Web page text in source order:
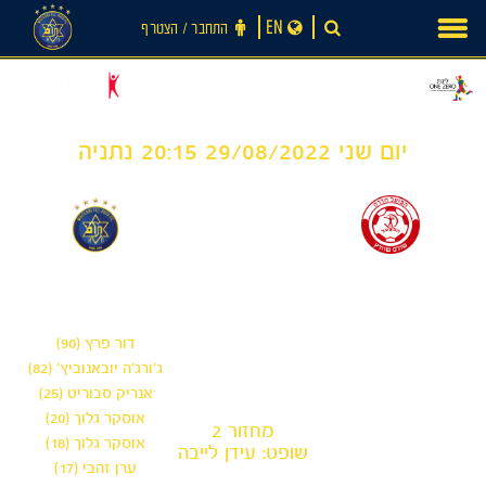
content
התחבר ‪/‬ הצטרף EN
יום שני 29/08/2022 20:15 נתניה
דור פרץ (90)
ג'ורג'ה יובאנוביץ' (82)
אנריק סבוריט (25)
אוסקר גלוך (20)
אוסקר גלוך (18)
ערן זהבי (17)
מחזור 2
שופט: עידן לייבה